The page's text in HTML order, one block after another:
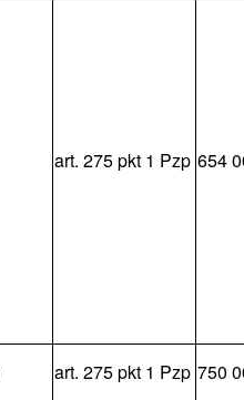
art. 275 pkt 1 Pzp 654
art. 275 pkt 1 Pzp 750